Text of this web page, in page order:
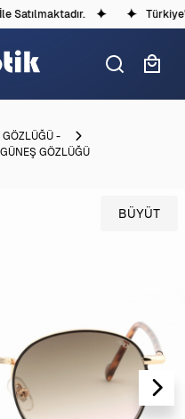
GÖZLÜĞÜ -
GÖZLÜĞÜ
BÜYÜT